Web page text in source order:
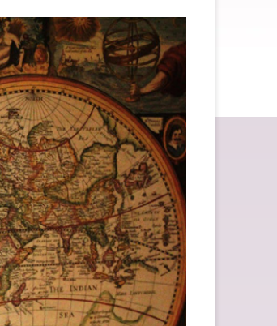
Dárky pro muže
Dárky pro zdravotní sestru
Dárky pro páry
Hry pro děti jako dárek